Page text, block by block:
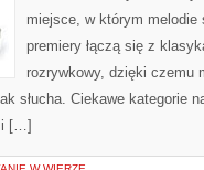
miejsce, w którym
premiery łączą się z
rozrywkowy, dzięki czemu
słucha. Ciekawe kategorie
i […]